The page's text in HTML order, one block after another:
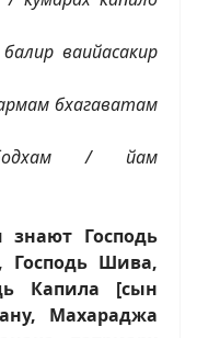
ваийасакир
бхагаватам
/ йам
Господь
Господь Шива,
Капила [сын
Махараджа